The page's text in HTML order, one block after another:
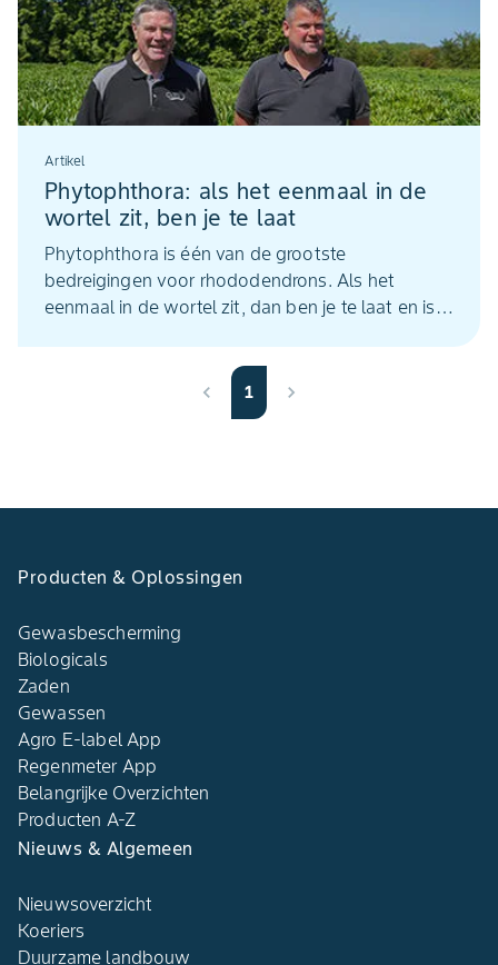
dezelfde vijand.”
Artikel
Phytophthora: als het eenmaal in de
wortel zit, ben je te laat
Phytophthora is één van de grootste
bedreigingen voor rhododendrons. Als het
eenmaal in de wortel zit, dan ben je te laat en is
1
Producten & Oplossingen
Gewasbescherming
Biologicals
Zaden
Gewassen
Agro E-label App
Regenmeter App
Belangrijke Overzichten
Producten A-Z
Nieuws & Algemeen
Nieuwsoverzicht
Koeriers
Duurzame landbouw